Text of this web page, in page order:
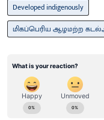
Developed indigenously
மிகப்பெரிய ஆழமற்ற